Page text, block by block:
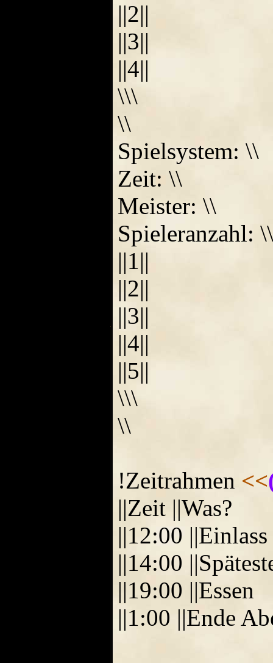
||2||
||3||
||4||
\\\
\\
Spielsystem: \\
Zeit: \\
Meister: \\
Spieleranzahl: \\
||1||
||2||
||3||
||4||
||5||
\\\
\\
!Zeitrahmen <<
||Zeit ||Was?
||12:00 ||Einlass
||14:00
||19:00 ||Essen
||1:00 ||Ende